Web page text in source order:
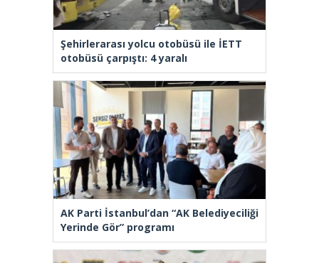
Şehirlerarası yolcu otobüsü ile İETT
otobüsü çarpıştı: 4 yaralı
AK Parti İstanbul’dan “AK Belediyeciliği
Yerinde Gör” programı